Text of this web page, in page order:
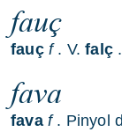
fauç
fauç f. V.falç.
fava
fava f. Pinyol